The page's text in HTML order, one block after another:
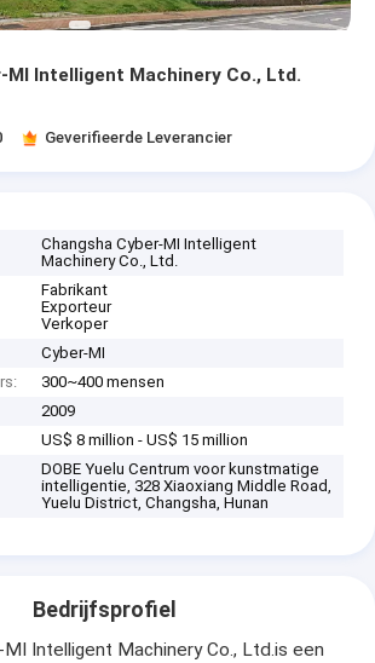
MI Intelligent Machinery Co., Ltd.
Geverifieerde Leverancier
Changsha Cyber-MI Intelligent
Machinery Co., Ltd.
Fabrikant
Exporteur
Verkoper
Cyber-MI
300~400 mensen
2009
US$ 8 million - US$ 15 million
DOBE Yuelu Centrum voor kunstmatige
intelligentie, 328 Xiaoxiang Middle Road,
Yuelu District, Changsha, Hunan
Bedrijfsprofiel
MI Intelligent Machinery Co., Ltd.is een